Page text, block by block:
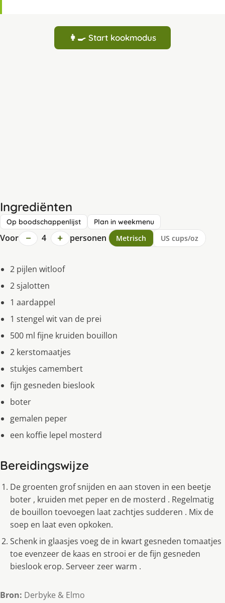
👩‍🍳 Start kookmodus
Ingrediënten
Op boodschappenlijst Plan in weekmenu
Voor − 4 + personen Metrisch US cups/oz
2 pijlen witloof
2 sjalotten
1 aardappel
1 stengel wit van de prei
500 ml fijne kruiden bouillon
2 kerstomaatjes
stukjes camembert
fijn gesneden bieslook
boter
gemalen peper
een koffie lepel mosterd
Bereidingswijze
De groenten grof snijden en aan stoven in een beetje
boter , kruiden met peper en de mosterd . Regelmatig
de bouillon toevoegen laat zachtjes sudderen . Mix de
soep en laat even opkoken.
Schenk in glaasjes voeg de in kwart gesneden tomaatjes
toe evenzeer de kaas en strooi er de fijn gesneden
bieslook erop. Serveer zeer warm .
Bron: Derbyke & Elmo